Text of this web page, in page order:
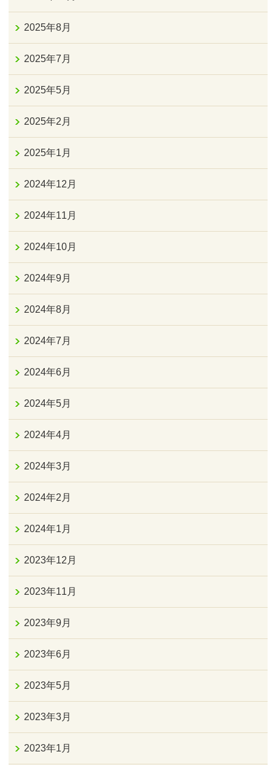
2025年8月
2025年7月
2025年5月
2025年2月
2025年1月
2024年12月
2024年11月
2024年10月
2024年9月
2024年8月
2024年7月
2024年6月
2024年5月
2024年4月
2024年3月
2024年2月
2024年1月
2023年12月
2023年11月
2023年9月
2023年6月
2023年5月
2023年3月
2023年1月